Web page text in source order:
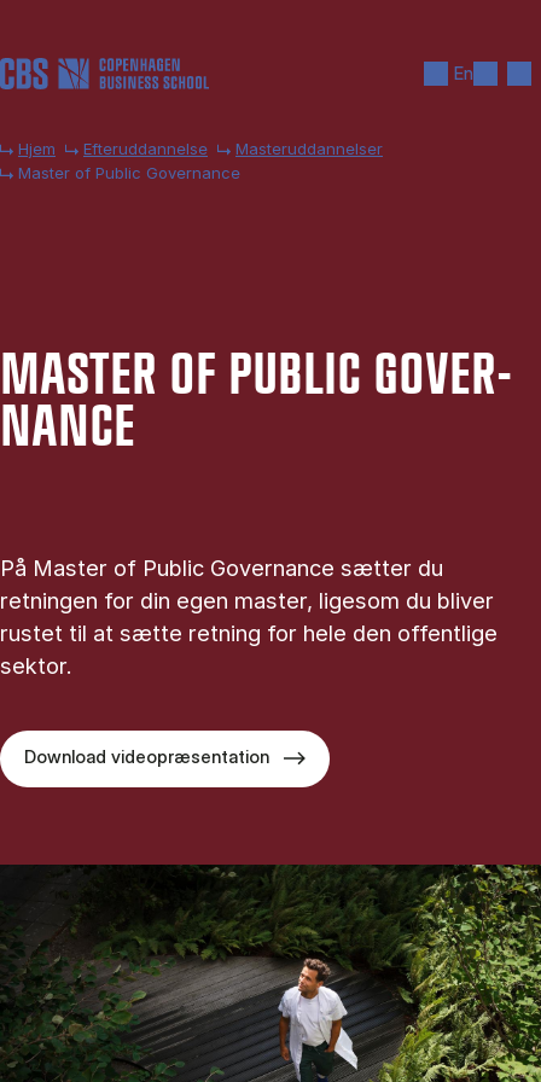
En
Hjem Efteruddannelse
Masteruddannelser
Master of Public Governance
MA­STER OF PU­BLIC GOVER­
NAN­CE
På Master of Public Governance sætter du
retningen for din egen master, ligesom du bliver
rustet til at sætte retning for hele den offentlige
sektor.
Download videopræsentation